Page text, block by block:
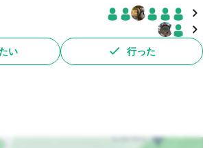
い 行った